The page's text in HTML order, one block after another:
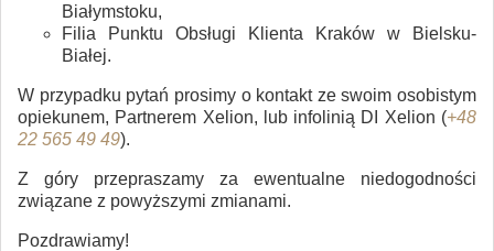
Białymstoku,
Filia Punktu Obsługi Klienta Kraków w Bielsku-
Białej.
W przypadku pytań prosimy o kontakt ze swoim osobistym
opiekunem, Partnerem Xelion, lub infolinią DI Xelion (+48
22 565 49 49).
Z góry przepraszamy za ewentualne niedogodności
związane z powyższymi zmianami.
Pozdrawiamy!